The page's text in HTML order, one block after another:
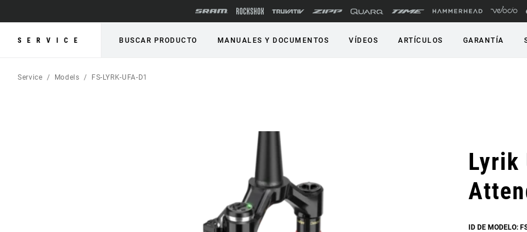
SERVICE BUSCAR PRODUCTO MANUALES Y DOCUMENTOS VÍDEOS ARTÍCULOS GARANTÍA
Service Models FS-LYRK-UFA-D1
Lyrik
ID DE MODELO: